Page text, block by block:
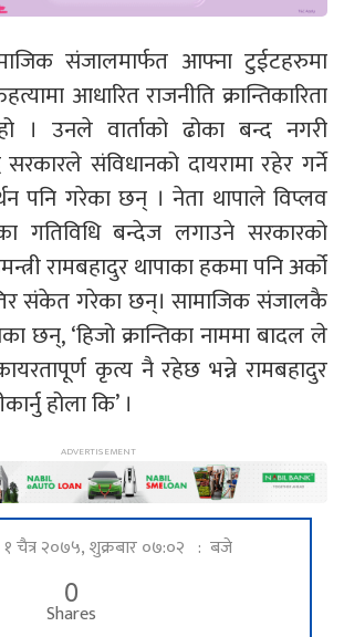
संजालमार्फत आफ्ना टुईटहरुमा
आधारित राजनीति क्रान्तिकारिता
। उनले वार्ताको ढोका बन्द नगरी
संविधानको दायरामा रहेर गर्ने
पनि गरेका छन् । नेता थापाले विप्लव
गतिविधि बन्देज लगाउने सरकारको
रामबहादुर थापाका हकमा पनि अर्को
संकेत गरेका छन्। सामाजिक संजालकै
छन्, ‘हिजो क्रान्तिका नाममा बादल ले
कृत्य नै रहेछ भन्ने रामबहादुर
होला कि’ ।
: १ चैत्र २०७५, शुक्रबार ०७:०२ : बजे
0
Shares